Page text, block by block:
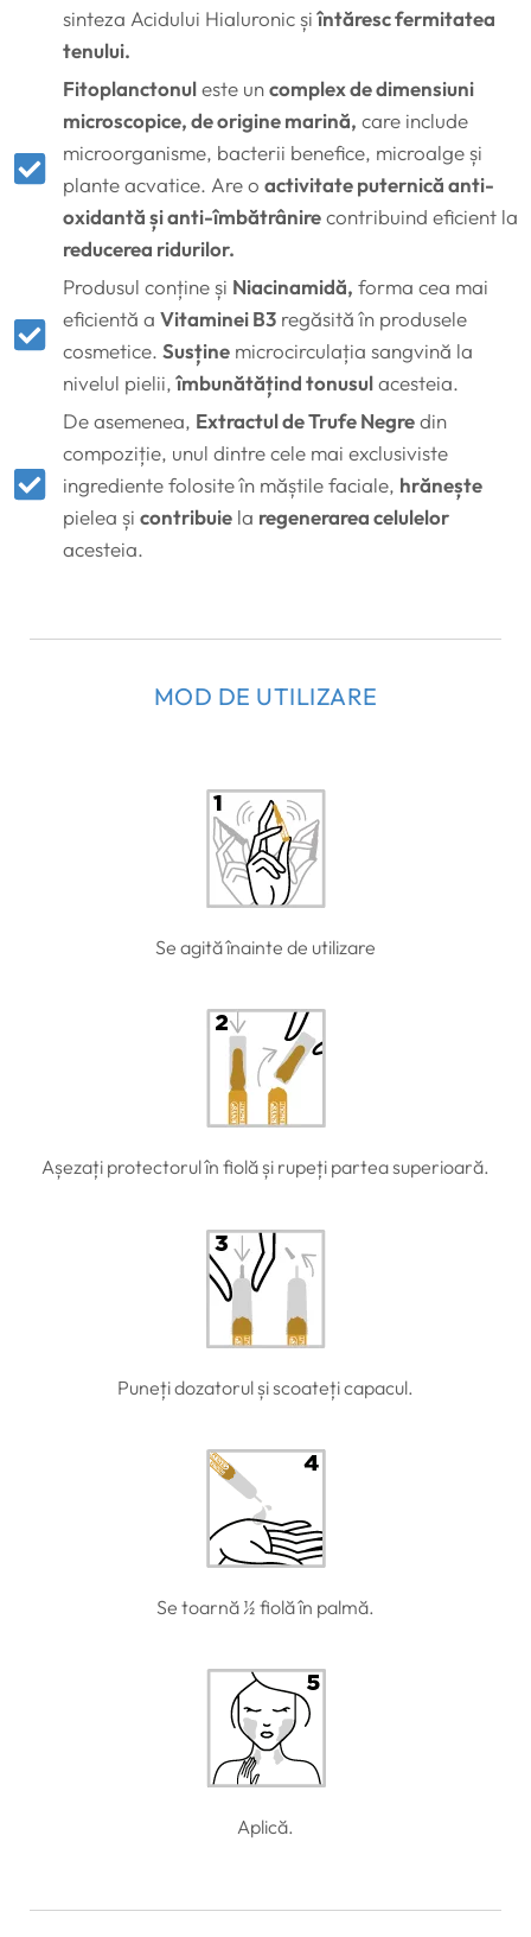
sinteza Acidului Hialuronic șiîntăresc fermitatea
tenului.
Fitoplanctonuleste uncomplex de dimensiuni
microscopice, de origine marină, care include
microorganisme, bacterii benefice, microalge și
plante acvatice. Are o activitate puternică anti-
oxidantă și anti-îmbătrânirecontribuind eficient la
reducerea ridurilor.
Produsul conține și Niacinamidă, forma cea mai
eficientă a Vitaminei B3regăsită în produsele
cosmetice. Susținemicrocirculația sangvină la
nivelul pielii,îmbunătățind tonusulacesteia.
De asemenea, Extractul de Trufe Negredin
compoziție, unul dintre cele mai exclusiviste
ingrediente folosite în măștile faciale, hrănește
pielea și contribuiela regenerarea celulelor
acesteia.
MOD DE UTILIZARE
Se agită înainte de utilizare
Așezați protectorul în fiolă și rupeți partea superioară.
Puneți dozatorul și scoateți capacul.
Se toarnă ½ fiolă în palmă.
Aplică.